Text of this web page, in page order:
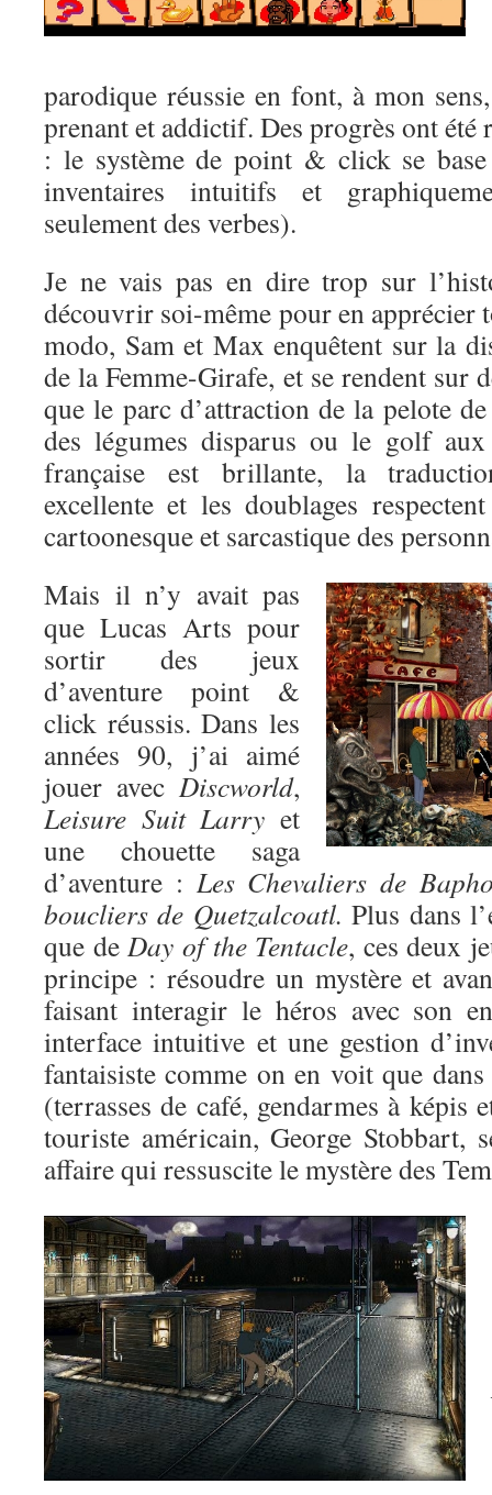
parodique réussie en font, à mon
prenant et addictif. Des progrès ont été
: le système de point & click se
inventaires intuitifs et
seulement des verbes).
Je ne vais pas en dire trop sur
découvrir soi-même pour en apprécier
modo, Sam et Max enquêtent sur la
de la Femme-Girafe, et se rendent sur
que le parc d’attraction de la pelote
des légumes disparus ou le golf
française est brillante, la
excellente et les doublages
cartoonesque et sarcastique des
Mais il n’y avait pas
que Lucas Arts pour
sortir des jeux
d’aventure point &
click réussis. Dans les
années 90, j’ai aimé
jouer avec Discworld,
Leisure Suit Larry et
une chouette saga
d’aventure : Les Chevaliers de
boucliers de Quetzalcoatl. Plus dans
que deDay of the Tentacle, ces deux
principe : résoudre un mystère et
faisant interagir le héros avec son
interface intuitive et une gestion
fantaisiste comme on en voit que
(terrasses de café, gendarmes à képis
touriste américain, George Stobbart,
affaire qui ressuscite le mystère des